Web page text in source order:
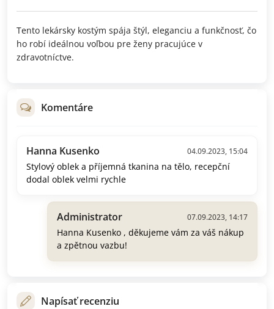
Tento lekársky kostým spája štýl, eleganciu a funkčnosť, čo
ho robí ideálnou voľbou pre ženy pracujúce v
zdravotníctve.
Komentáre
Hanna Kusenko 04.09.2023, 15:04
Stylový oblek a příjemná tkanina na tělo, recepční
dodal oblek velmi rychle
Administrator 07.09.2023, 14:17
Hanna Kusenko , děkujeme vám za váš nákup
a zpětnou vazbu!
Napísať recenziu